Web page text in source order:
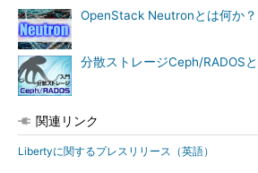
OpenStack Neutronとは何か？
分散ストレージCeph/RADOS
関連リンク
Libertyに関するプレスリリース（英語）